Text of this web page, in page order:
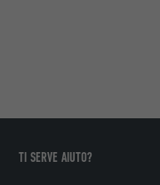
TI SERVE AIUTO?
e dell’annuncio
l’utente.